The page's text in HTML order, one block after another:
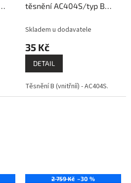
těsnění AC404S/typ B
Skladem u dodavatele
35 Kč
DETAIL
Těsnění B (vnitřníí) - AC404S.
2 759 Kč –30 %